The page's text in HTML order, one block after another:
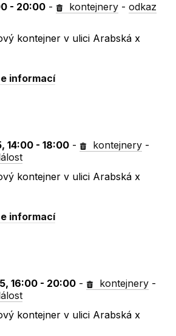
- 20:00 - kontejnery -odkaz
kontejner v ulici Arabská x
informací
14:00 - 18:00 - kontejnery -
kontejner v ulici Arabská x
informací
16:00 - 20:00 - kontejnery -
kontejner v ulici Arabská x